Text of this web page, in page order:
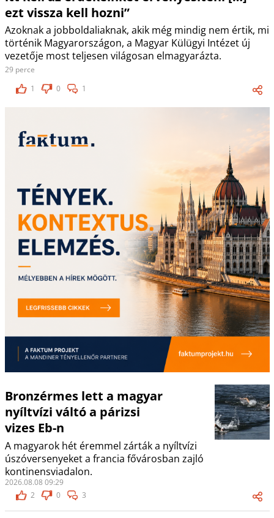
ezt vissza kell hozni”
Azoknak a jobboldaliaknak, akik még mindig nem értik, mi
történik Magyarországon, a Magyar Külügyi Intézet új
vezetője most teljesen világosan elmagyarázta.
29 perce
1
0 1
Bronzérmes lett a magyar
nyíltvízi váltó a párizsi
vizes Eb-n
A magyarok hét éremmel zárták a nyíltvízi
úszóversenyeket a francia fővárosban zajló
kontinensviadalon.
2026.08.08 09:29
2
0 3